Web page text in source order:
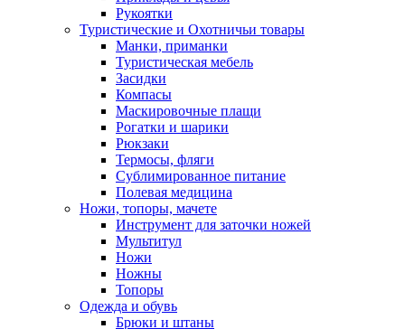
Рукоятки
Туристические и Охотничьи товары
Манки, приманки
Туристическая мебель
Засидки
Компасы
Маскировочные плащи
Рогатки и шарики
Рюкзаки
Термосы, фляги
Сублимированное питание
Полевая медицина
Ножи, топоры, мачете
Инструмент для заточки ножей
Мультитул
Ножи
Ножны
Топоры
Одежда и обувь
Брюки и штаны